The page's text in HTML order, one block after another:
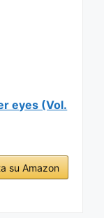
eyes (Vol.
su Amazon